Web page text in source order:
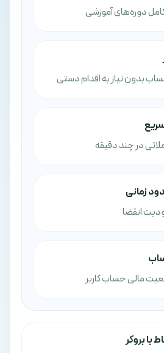
دوره‌های آموزشی
بدون نیاز به اقدام دستی
در چند دقیقه
زمانی
انقضا
مالی حساب کاربر
با بروکر